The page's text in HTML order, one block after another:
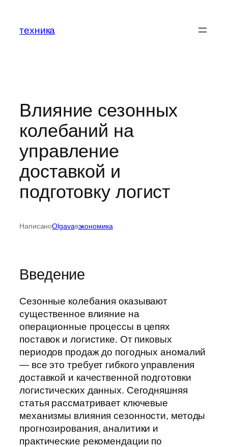
содержимому
техника
Влияние сезонных
колебаний на
управление
доставкой и
подготовку логист
НаписаноOlgavaвэкономика
Введение
Сезонные колебания оказывают
существенное влияние на
операционные процессы в цепях
поставок и логистике. От пиковых
периодов продаж до погодных аномалий
— все это требует гибкого управления
доставкой и качественной подготовки
логистических данных. Сегодняшняя
статья рассматривает ключевые
механизмы влияния сезонности, методы
прогнозирования, аналитики и
практические рекомендации по